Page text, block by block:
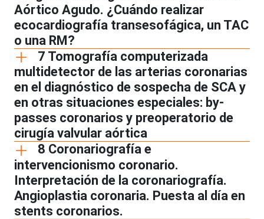
Aórtico Agudo. ¿Cuándo realizar
ecocardiografía transesofágica, un TAC
o una RM?
7 Tomografía computerizada
multidetector de las arterias coronarias
en el diagnóstico de sospecha de SCA y
en otras situaciones especiales: by-
passes coronarios y preoperatorio de
cirugía valvular aórtica
8 Coronariografía e
intervencionismo coronario.
Interpretación de la coronariografía.
Angioplastia coronaria. Puesta al día en
stents coronarios.